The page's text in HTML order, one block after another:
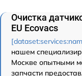
Очистка
EU Ecovacs
нашем
Москве опытными
запчасти